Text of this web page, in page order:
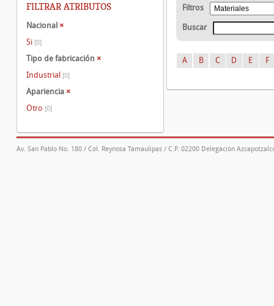
Filtros
Buscar
A B C D E F
FILTRAR ATRIBUTOS
Nacional ×
Si [0]
Tipo de fabricación ×
Industrial [0]
Apariencia ×
Otro [0]
Av. San Pablo No. 180 / Col. Reynosa Tamaulipas / C.P. 02200 Delegación